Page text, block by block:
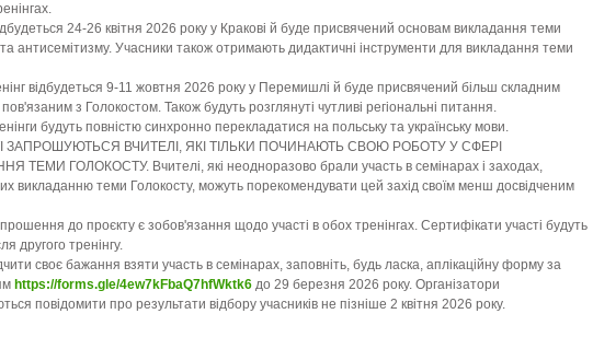
24-26 квітня 2026 року у Кракові й буде присвячений основам викладання теми
та антисемітизму. Учасники також отримають дидактичні інструменти для викладання теми
відбудеться 9-11 жовтня 2026 року у Перемишлі й буде присвячений більш складним
з Голокостом. Також будуть розглянуті чутливі регіональні питання.
будуть повністю синхронно перекладатися на польську та українську мови.
ЗАПРОШУЮТЬСЯ ВЧИТЕЛІ, ЯКІ ТІЛЬКИ ПОЧИНАЮТЬ СВОЮ РОБОТУ У СФЕРІ
ТЕМИ ГОЛОКОСТУ. Вчителі, які неодноразово брали участь в семінарах і заходах,
викладанню теми Голокосту, можуть порекомендувати цей захід своїм менш досвідченим
до проєкту є зобов'язання щодо участі в обох тренінгах. Сертифікати участі будуть
другого тренінгу.
своє бажання взяти участь в семінарах, заповніть, будь ласка, аплікаційну форму за
https://forms.gle/4ew7kFbaQ7hfWktk6 до 29 березня 2026 року. Організатори
повідомити про результати відбору учасників не пізніше 2 квітня 2026 року.